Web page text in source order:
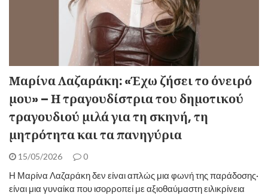
Μαρίνα Λαζαράκη: «Έχω ζήσει το όνειρό
μου» – Η τραγουδίστρια του δημοτικού
τραγουδιού μιλά για τη σκηνή, τη
μητρότητα και τα πανηγύρια
15/05/2026 0
​Η Μαρίνα Λαζαράκη δεν είναι απλώς μια φωνή της παράδοσης·
είναι μια γυναίκα που ισορροπεί με αξιοθαύμαστη ειλικρίνεια